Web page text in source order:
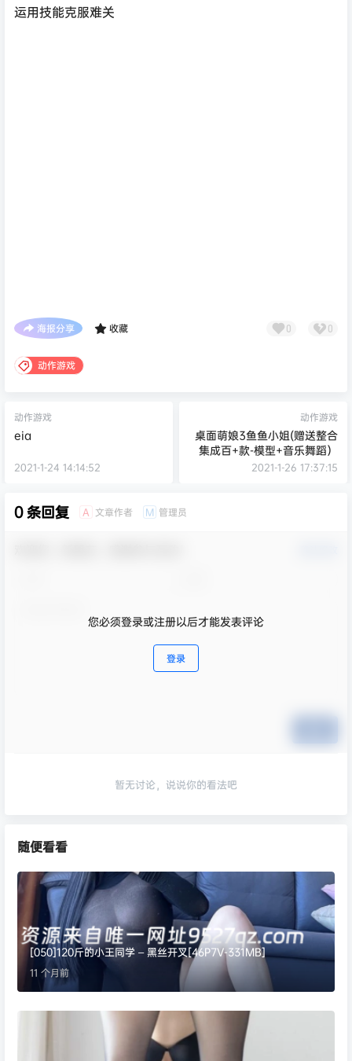
运用技能克服难关
海报分享 收藏 0 0
动作游戏
动作游戏
eia
2021-1-24 14:14:52
动作游戏
桌面萌娘3鱼鱼小姐(赠送整合
集成百+款-模型+音乐舞蹈）
2021-1-26 17:37:15
0 条回复 A 文章作者 M 管理员
您必须登录或注册以后才能发表评论
登录
暂无讨论，说说你的看法吧
随便看看
[050]120斤的小王同学 – 黑丝开叉[46P7V-331MB]
11 个月前